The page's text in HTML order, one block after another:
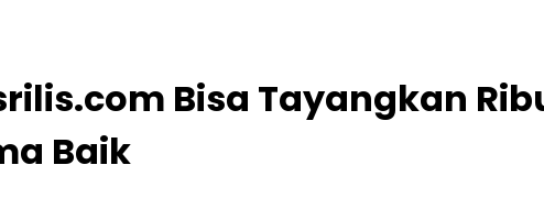
Bisa Tayangkan
Baik